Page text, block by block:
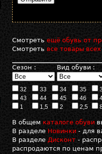
Смотреть ещё обувь от
Смотреть все товары
Сезон : Вид обуви :
32 33 34 35
43
44 45 46
1
1,5 2 2,5
В общем каталоге обуви
В разделе Новинки - для
В разделе Дисконт-
распродаются по ценам